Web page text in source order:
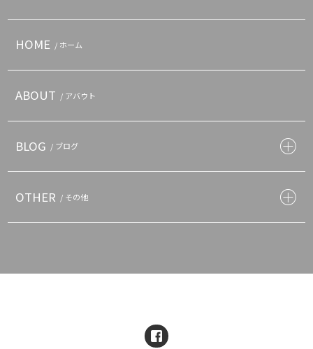
HOME / ホーム
ABOUT / アバウト
BLOG / ブログ
OTHER / その他